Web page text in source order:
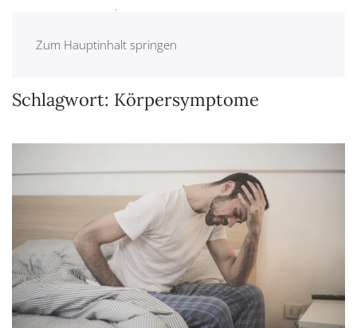
Zum Hauptinhalt springen
Schlagwort: Körpersymptome